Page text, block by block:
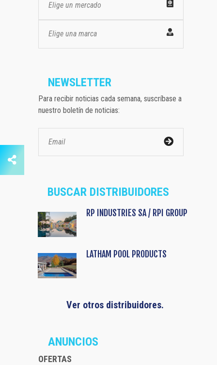
Elige un mercado
Elige una marca
NEWSLETTER
Para recibir noticias cada semana, suscríbase a
nuestro boletín de noticias:
BUSCAR DISTRIBUIDORES
RP INDUSTRIES SA / RPI GROUP
LATHAM POOL PRODUCTS
Ver otros distribuidores.
ANUNCIOS
OFERTAS